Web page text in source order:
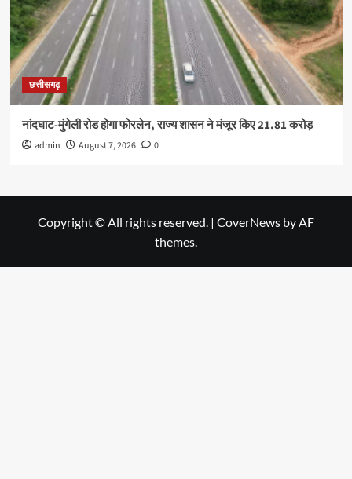
छत्तीसगढ़
नांदघाट-मुंगेली रोड होगा फोरलेन, राज्य शासन ने मंजूर किए 21.81 करोड़
admin August 7, 2026 0
Copyright © All rights reserved. | CoverNews by AF
themes.